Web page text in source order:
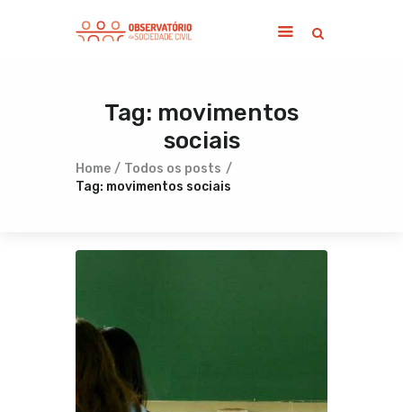
Tag: movimentos
sociais
Home
Todos os posts
Tag: movimentos sociais
Home
Notícias
Publicações